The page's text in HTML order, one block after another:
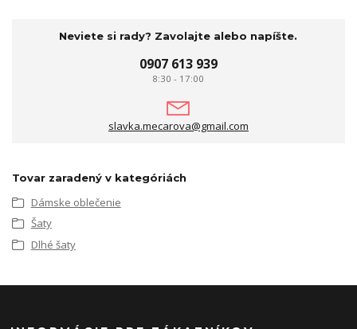
Neviete si rady? Zavolajte alebo napíšte.
0907 613 939
8:30 - 17:00
slavka.mecarova@gmail.com
Tovar zaradený v kategóriách
Dámske oblečenie
Šaty
Dlhé šaty